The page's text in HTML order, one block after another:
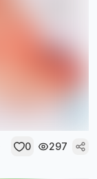
0 297